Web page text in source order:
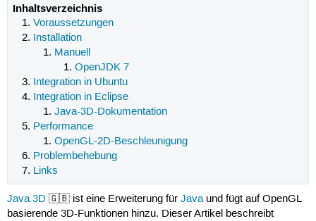
Inhaltsverzeichnis
Voraussetzungen
Installation
Manuell
OpenJDK 7
Integration in Ubuntu
Integration in Eclipse
Java-3D-Dokumentation
Performance
OpenGL-2D-Beschleunigung
Problembehebung
Links
Java 3D 🇬🇧 ist eine Erweiterung für Javaund fügt auf OpenGL
basierende 3D-Funktionen hinzu. Dieser Artikel beschreibt